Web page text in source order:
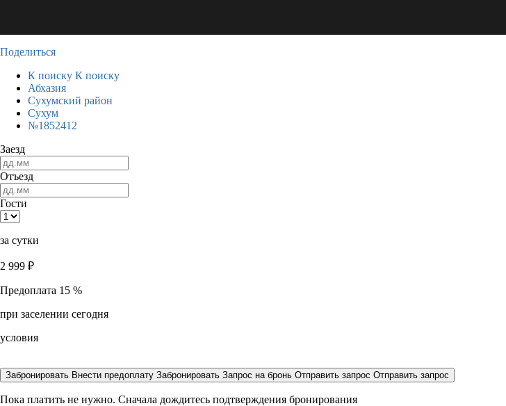
Поделиться
К поиску К поиску
Абхазия
Сухумский район
Сухум
№1852412
Заезд
Отъезд
Гости
за сутки
2 999 ₽
Предоплата 15 %
при заселении сегодня
условия
Забронировать Внести предоплату Забронировать Запрос на бронь Отправить запрос Отправить запрос
Пока платить не нужно. Сначала дождитесь подтверждения бронирования